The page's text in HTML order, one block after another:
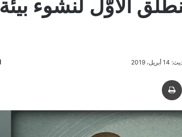
الأوَّل لنشوء بيئة
2019
مشاركة عبر البريد